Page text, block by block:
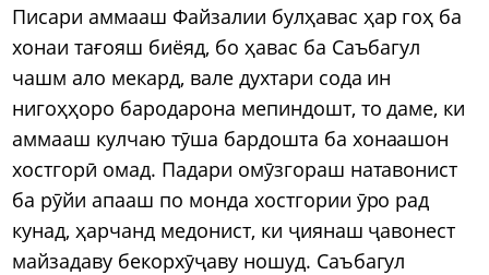
Писари аммааш Файзалии булҳавас ҳар гоҳ ба
хонаи тағояш биёяд, бо ҳавас ба Саъбагул
чашм ало мекард, вале духтари сода ин
нигоҳҳоро бародарона мепиндошт, то даме, ки
аммааш кулчаю тӯша бардошта ба хонаашон
хостгорӣ омад. Падари омӯзгораш натавонист
ба рӯйи апааш по монда хостгории ӯро рад
кунад, ҳарчанд медонист, ки ҷиянаш ҷавонест
майзадаву бекорхӯҷаву ношуд. Саъбагул